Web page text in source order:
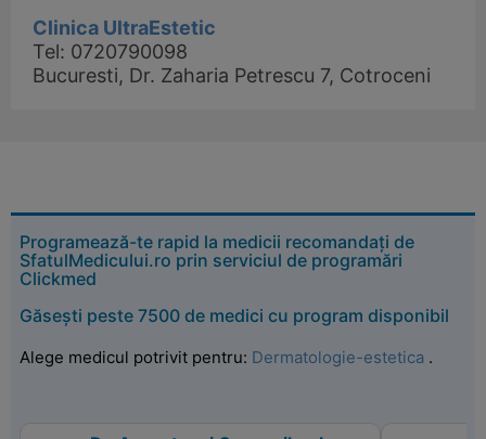
Clinica UltraEstetic
Tel: 0720790098
Bucuresti, Dr. Zaharia Petrescu 7, Cotroceni
Programează-te rapid la medicii recomandați de
SfatulMedicului.ro prin serviciul de programări
Clickmed
Găsești peste 7500 de medici cu program disponibil
Alege medicul potrivit pentru: Dermatologie-estetica .